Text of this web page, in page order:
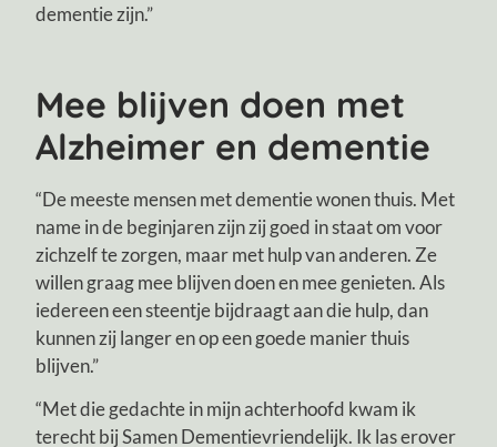
dementie zijn.”
Mee blijven doen met
Alzheimer en dementie
“De meeste mensen met dementie wonen thuis. Met
name in de beginjaren zijn zij goed in staat om voor
zichzelf te zorgen, maar met hulp van anderen. Ze
willen graag mee blijven doen en mee genieten. Als
iedereen een steentje bijdraagt aan die hulp, dan
kunnen zij langer en op een goede manier thuis
blijven.”
“Met die gedachte in mijn achterhoofd kwam ik
terecht bij Samen Dementievriendelijk. Ik las erover